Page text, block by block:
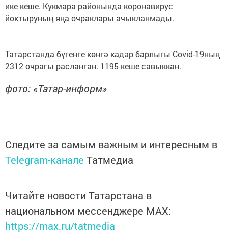
ике кеше. Кукмара районында коронавирус
йоктыруның яңа очраклары ачыкланмады.
Татарстанда бүгенге көнгә кадәр барлыгы Covid-19ның
2312 очрагы расланган. 1195 кеше савыккан.
фото: «Татар-информ»
Следите за самым важным и интересным в
Telegram-канале Татмедиа
Читайте новости Татарстана в
национальном мессенджере MАХ:
https://max.ru/tatmedia